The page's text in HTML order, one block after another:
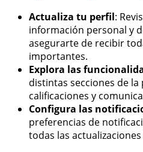
Actualiza tu perfil:
información personal y
asegurarte de recibir
importantes.
Explora las
distintas secciones de
calificaciones y
Configura las
preferencias de
todas las